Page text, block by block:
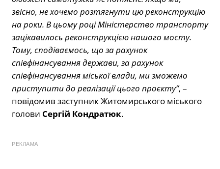
звісно, не хочемо розтягнути цю реконструкцію
на роки. В цьому році Міністерство транспорту
зацікавилось реконструкцією нашого мосту.
Тому, сподіваємось, що за рахунок
співфінансування держави, за рахунок
співфінансування міської влади, ми зможемо
приступити до реалізації цього проєкту”, –
повідомив заступник Житомирського міського
голови Сергій Кондратюк.
РЕКЛАМА